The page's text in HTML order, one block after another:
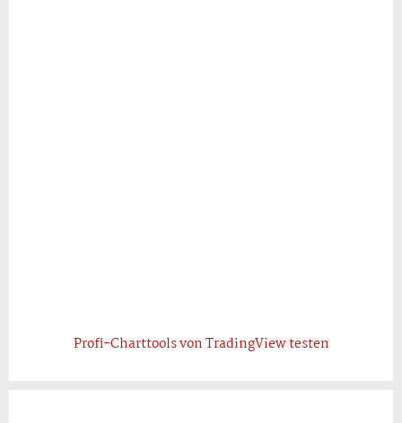
Profi-Charttools von TradingView testen